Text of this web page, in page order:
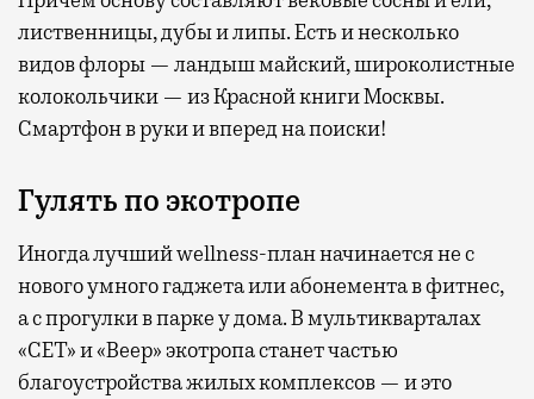
лиственницы, дубы и липы. Есть и несколько
видов флоры — ландыш майский, широколистные
колокольчики — из Красной книги Москвы.
Смартфон в руки и вперед на поиски!
Гулять по экотропе
Иногда лучший wellness-план начинается не с
нового умного гаджета или абонемента в фитнес,
а с прогулки в парке у дома. В мультикварталах
«СЕТ» и «Веер» экотропа станет частью
благоустройства жилых комплексов — и это